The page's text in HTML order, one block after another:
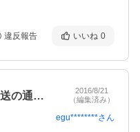
違反報告 いいね 0
お盆時期の注文だったので発送の通知から…
2016/8/21
（編集済み）
egu********さん